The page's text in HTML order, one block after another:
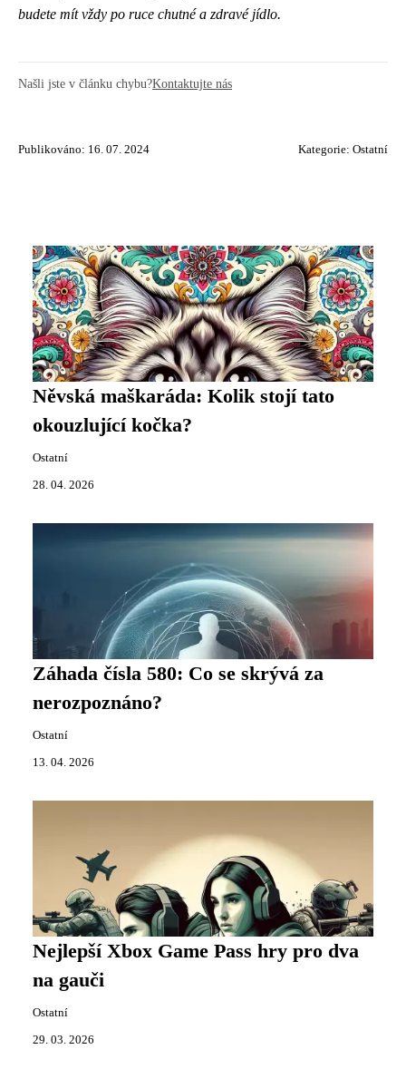
budete mít vždy po ruce chutné a zdravé jídlo.
Našli jste v článku chybu?Kontaktujte nás
Publikováno: 16. 07. 2024 Kategorie: Ostatní
Něvská maškaráda: Kolik stojí tato
okouzlující kočka?
Ostatní
28. 04. 2026
Záhada čísla 580: Co se skrývá za
nerozpoznáno?
Ostatní
13. 04. 2026
Nejlepší Xbox Game Pass hry pro dva
na gauči
Ostatní
29. 03. 2026